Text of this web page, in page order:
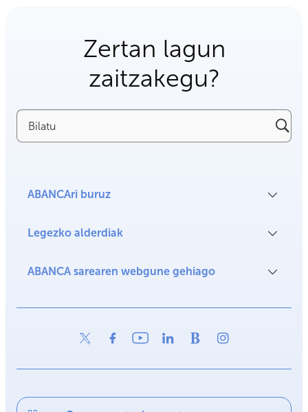
Zertan lagun
zaitzakegu?
Bilatu
ABANCAri buruz
Legezko alderdiak
ABANCA sarearen webgune gehiago